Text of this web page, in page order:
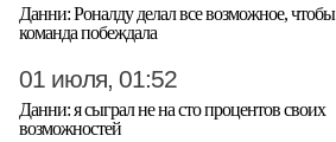
Данни: Роналду делал все возможное, чтобы
команда побеждала
01 июля, 01:52
Данни: я сыграл не на сто процентов своих
возможностей